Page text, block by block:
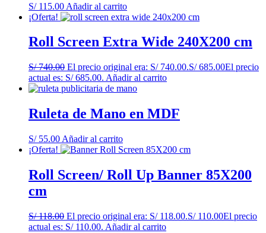
S/115.00 Añadir al carrito
¡Oferta!
Roll Screen Extra Wide 240X200 cm
S/740.00 El precio original era: S/ 740.00.S/685.00El precio
actual es: S/ 685.00. Añadir al carrito
Ruleta de Mano en MDF
S/55.00 Añadir al carrito
¡Oferta!
Roll Screen/ Roll Up Banner 85X200
cm
S/118.00 El precio original era: S/ 118.00.S/110.00El precio
actual es: S/ 110.00. Añadir al carrito